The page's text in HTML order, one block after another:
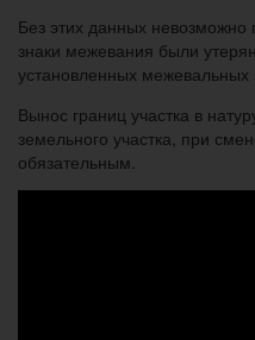
Без этих данных
знаки межевания были
установленных межевальных
Вынос границ участка в
земельного участка, при
обязательным.